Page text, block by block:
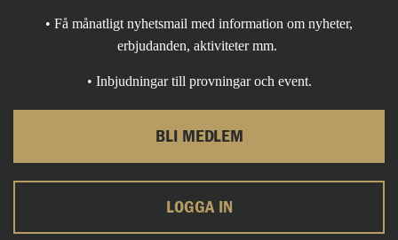
• Få månatligt nyhetsmail med information om nyheter,
erbjudanden, aktiviteter mm.
• Inbjudningar till provningar och event.
BLI MEDLEM
LOGGA IN